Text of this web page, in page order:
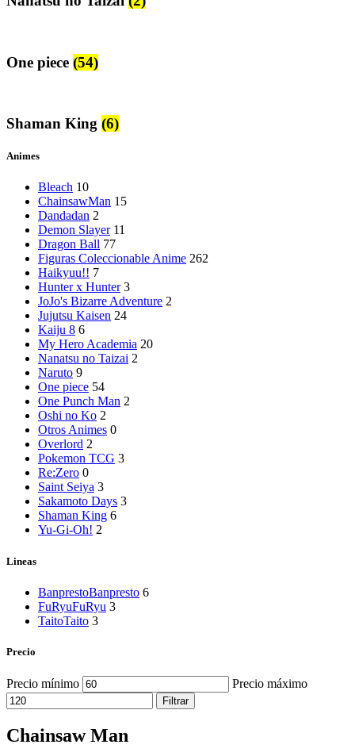
One piece (54)
Shaman King (6)
Animes
Bleach 10
ChainsawMan 15
Dandadan 2
Demon Slayer 11
Dragon Ball 77
Figuras Coleccionable Anime 262
Haikyuu!! 7
Hunter x Hunter 3
JoJo's Bizarre Adventure 2
Jujutsu Kaisen 24
Kaiju 8 6
My Hero Academia 20
Nanatsu no Taizai 2
Naruto 9
One piece 54
One Punch Man 2
Oshi no Ko 2
Otros Animes 0
Overlord 2
Pokemon TCG 3
Re:Zero 0
Saint Seiya 3
Sakamoto Days 3
Shaman King 6
Yu-Gi-Oh! 2
Lineas
BanprestoBanpresto 6
FuRyuFuRyu 3
TaitoTaito 3
Precio
Precio mínimo Precio máximo
Filtrar
Chainsaw Man